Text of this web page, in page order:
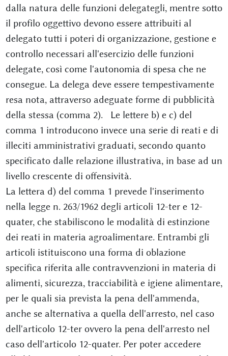
dalla natura delle funzioni delegategli, mentre sotto
il profilo oggettivo devono essere attribuiti al
delegato tutti i poteri di organizzazione, gestione e
controllo necessari all'esercizio delle funzioni
delegate, così come l'autonomia di spesa che ne
consegue. La delega deve essere tempestivamente
resa nota, attraverso adeguate forme di pubblicità
della stessa (comma 2). Le lettere b) e c) del
comma 1 introducono invece una serie di reati e di
illeciti amministrativi graduati, secondo quanto
specificato dalle relazione illustrativa, in base ad un
livello crescente di offensività.
La lettera d) del comma 1 prevede l'inserimento
nella legge n. 263/1962 degli articoli 12-ter e 12-
quater, che stabiliscono le modalità di estinzione
dei reati in materia agroalimentare. Entrambi gli
articoli istituiscono una forma di oblazione
specifica riferita alle contravvenzioni in materia di
alimenti, sicurezza, tracciabilità e igiene alimentare,
per le quali sia prevista la pena dell'ammenda,
anche se alternativa a quella dell'arresto, nel caso
dell'articolo 12-ter ovvero la pena dell'arresto nel
caso dell'articolo 12-quater. Per poter accedere